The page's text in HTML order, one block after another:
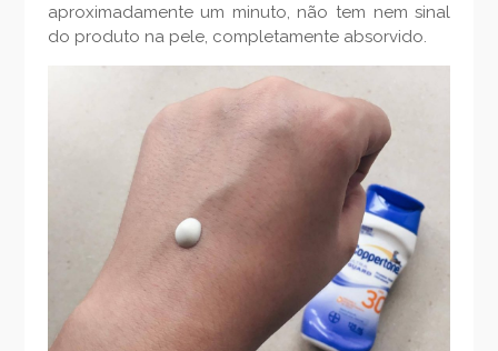
aproximadamente um minuto, não tem nem sinal
do produto na pele, completamente absorvido.